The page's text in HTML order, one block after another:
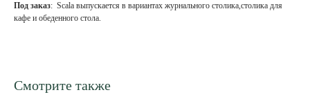
Под заказ: Scala выпускается в вариантах журнального столика,столика для
кафе и обеденного стола.
Смотрите также